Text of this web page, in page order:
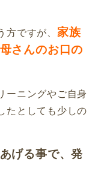
方ですが、 家族
さんのお口の
ーニングやご自身
たとしても少しの
げる事で、発